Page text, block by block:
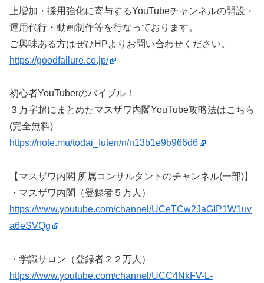
上増加・採用強化に寄与するYouTubeチャンネルの開設・
運用代行・動画制作等を行なっております。
ご興味ある方はぜひHPよりお問い合わせください。
https://goodfailure.co.jp/
初心者YouTuberのバイブル！
３万字超にまとめたマスザワ内閣YouTube攻略法はこちら
(完全無料)
https://note.mu/todai_futen/n/n13b1e9b966d6
【マスザワ内閣 所属コンサルタントのチャンネル(一部)】
・マスザワ内閣（登録者５万人）
https://www.youtube.com/channel/UCeTCw2JaGIP1W1uv
a6eSVQg
・学識サロン（登録者２２万人）
https://www.youtube.com/channel/UCC4NkFV-L-